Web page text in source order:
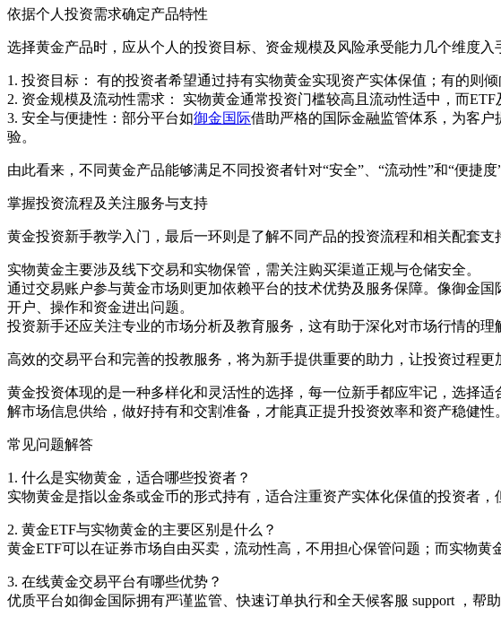
依据个人投资需求确定产品特性
选择黄金产品时，应从个人的投资目标、资金规模及风险承受能力几个维度入
1. 投资目标： 有的投资者希望通过持有实物黄金实现资产实体保值；有的则
2. 资金规模及流动性需求： 实物黄金通常投资门槛较高且流动性适中，而
3. 安全与便捷性：部分平台如御金国际借助严格的国际金融监管体系，为客
验。
由此看来，不同黄金产品能够满足不同投资者针对“安全”、“流动性”和“便捷
掌握投资流程及关注服务与支持
黄金投资新手教学入门，最后一环则是了解不同产品的投资流程和相关配套支
实物黄金主要涉及线下交易和实物保管，需关注购买渠道正规与仓储安全。
通过交易账户参与黄金市场则更加依赖平台的技术优势及服务保障。像御金
开户、操作和资金进出问题。
投资新手还应关注专业的市场分析及教育服务，这有助于深化对市场行情的理
高效的交易平台和完善的投教服务，将为新手提供重要的助力，让投资过程更
黄金投资体现的是一种多样化和灵活性的选择，每一位新手都应牢记，选择
解市场信息供给，做好持有和交割准备，才能真正提升投资效率和资产稳健
常见问题解答
1. 什么是实物黄金，适合哪些投资者？
实物黄金是指以金条或金币的形式持有，适合注重资产实体化保值的投资者，
2. 黄金ETF与实物黄金的主要区别是什么？
黄金ETF可以在证券市场自由买卖，流动性高，不用担心保管问题；而实物黄
3. 在线黄金交易平台有哪些优势？
优质平台如御金国际拥有严谨监管、快速订单执行和全天候客服 support ，帮